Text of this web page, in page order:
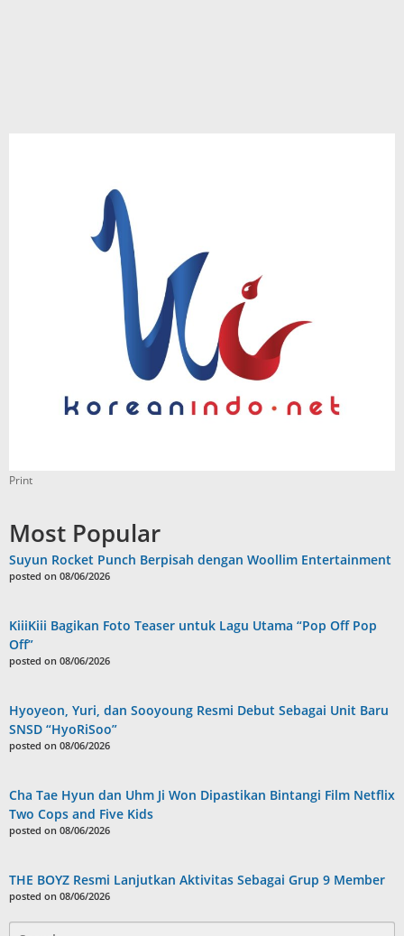
Print
Most Popular
Suyun Rocket Punch Berpisah dengan Woollim Entertainment
posted on 08/06/2026
KiiiKiii Bagikan Foto Teaser untuk Lagu Utama “Pop Off Pop
Off”
posted on 08/06/2026
Hyoyeon, Yuri, dan Sooyoung Resmi Debut Sebagai Unit Baru
SNSD “HyoRiSoo”
posted on 08/06/2026
Cha Tae Hyun dan Uhm Ji Won Dipastikan Bintangi Film Netflix
Two Cops and Five Kids
posted on 08/06/2026
THE BOYZ Resmi Lanjutkan Aktivitas Sebagai Grup 9 Member
posted on 08/06/2026